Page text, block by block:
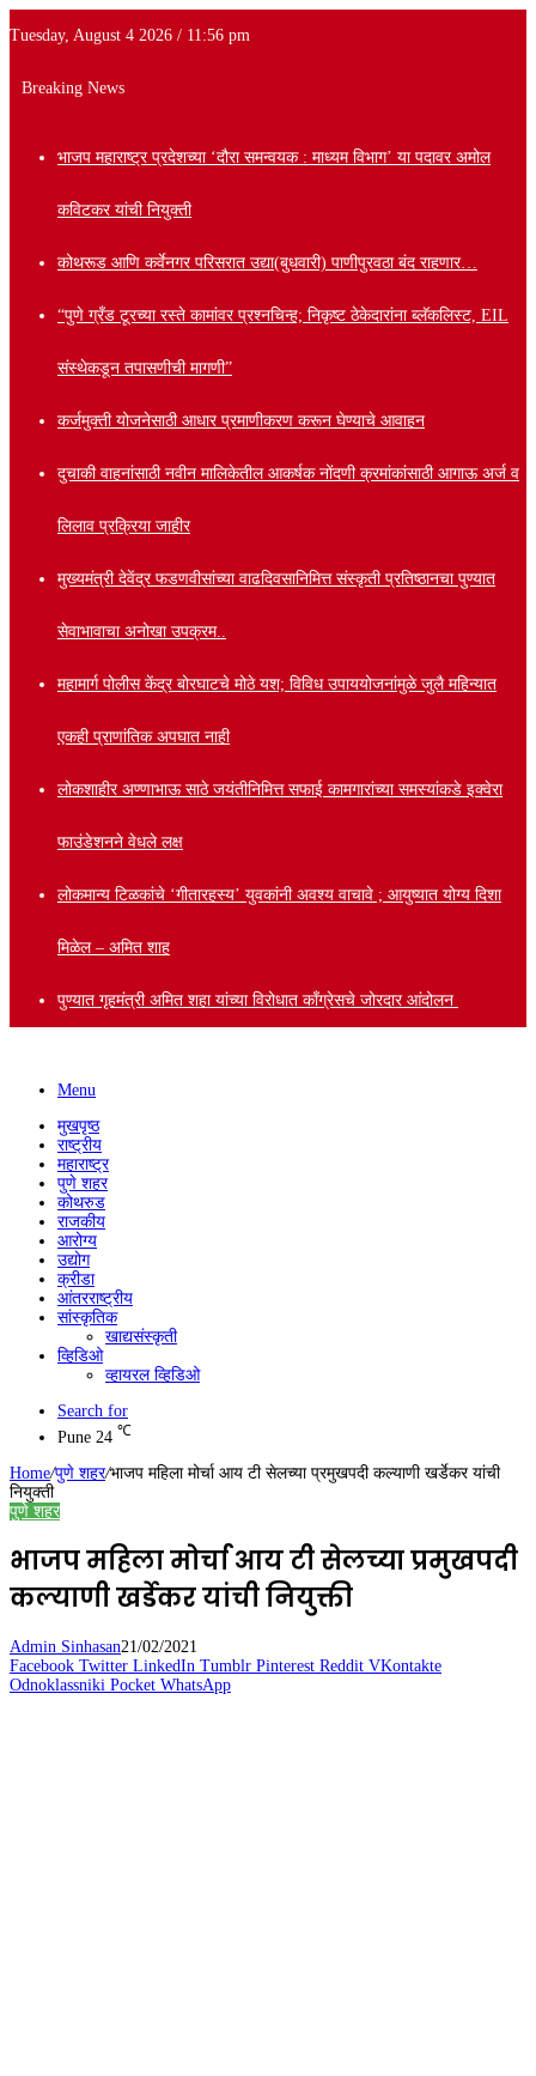
Tuesday, August 4 2026 / 11:56 pm
Breaking News
भाजप महाराष्ट्र प्रदेशच्या ‘दौरा समन्वयक : माध्यम विभाग’ या पदावर अमोल
कविटकर यांची नियुक्ती
कोथरूड आणि कर्वेनगर परिसरात उद्या(बुधवारी) पाणीपुरवठा बंद राहणार…
“पुणे ग्रँड टूरच्या रस्ते कामांवर प्रश्नचिन्ह; निकृष्ट ठेकेदारांना ब्लॅकलिस्ट, EIL
संस्थेकडून तपासणीची मागणी”
कर्जमुक्ती योजनेसाठी आधार प्रमाणीकरण करून घेण्याचे आवाहन
दुचाकी वाहनांसाठी नवीन मालिकेतील आकर्षक नोंदणी क्रमांकांसाठी आगाऊ अर्ज व
लिलाव प्रक्रिया जाहीर
मुख्यमंत्री देवेंद्र फडणवीसांच्या वाढदिवसानिमित्त संस्कृती प्रतिष्ठानचा पुण्यात
सेवाभावाचा अनोखा उपक्रम..
महामार्ग पोलीस केंद्र बोरघाटचे मोठे यश; विविध उपाययोजनांमुळे जुलै महिन्यात
एकही प्राणांतिक अपघात नाही
लोकशाहीर अण्णाभाऊ साठे जयंतीनिमित्त सफाई कामगारांच्या समस्यांकडे इक्वेरा
फाउंडेशनने वेधले लक्ष
लोकमान्य टिळकांचे ‘गीतारहस्य’ युवकांनी अवश्य वाचावे ; आयुष्यात योग्य दिशा
मिळेल – अमित शाह
पुण्यात गृहमंत्री अमित शहा यांच्या विरोधात काँग्रेसचे जोरदार आंदोलन
Menu
मुखपृष्ठ
राष्ट्रीय
महाराष्ट्र
पुणे शहर
कोथरुड
राजकीय
आरोग्य
उद्योग
क्रीडा
आंतरराष्ट्रीय
सांस्कृतिक
खाद्यसंस्कृती
व्हिडिओ
व्हायरल व्हिडिओ
Search for
Pune 24 ℃
Home/पुणे शहर/भाजप महिला मोर्चा आय टी सेलच्या प्रमुखपदी कल्याणी खर्डेकर यांची
नियुक्ती
पुणे शहर
भाजप महिला मोर्चा आय टी सेलच्या प्रमुखपदी
कल्याणी खर्डेकर यांची नियुक्ती
Admin Sinhasan21/02/2021
Facebook Twitter LinkedIn Tumblr Pinterest Reddit VKontakte
Odnoklassniki Pocket WhatsApp